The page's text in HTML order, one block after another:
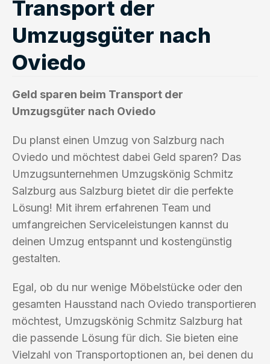
Transport der
Umzugsgüter nach
Oviedo
Geld sparen beim Transport der
Umzugsgüter nach Oviedo
Du planst einen Umzug von Salzburg nach
Oviedo und möchtest dabei Geld sparen? Das
Umzugsunternehmen Umzugskönig Schmitz
Salzburg aus Salzburg bietet dir die perfekte
Lösung! Mit ihrem erfahrenen Team und
umfangreichen Serviceleistungen kannst du
deinen Umzug entspannt und kostengünstig
gestalten.
Egal, ob du nur wenige Möbelstücke oder den
gesamten Hausstand nach Oviedo transportieren
möchtest, Umzugskönig Schmitz Salzburg hat
die passende Lösung für dich. Sie bieten eine
Vielzahl von Transportoptionen an, bei denen du